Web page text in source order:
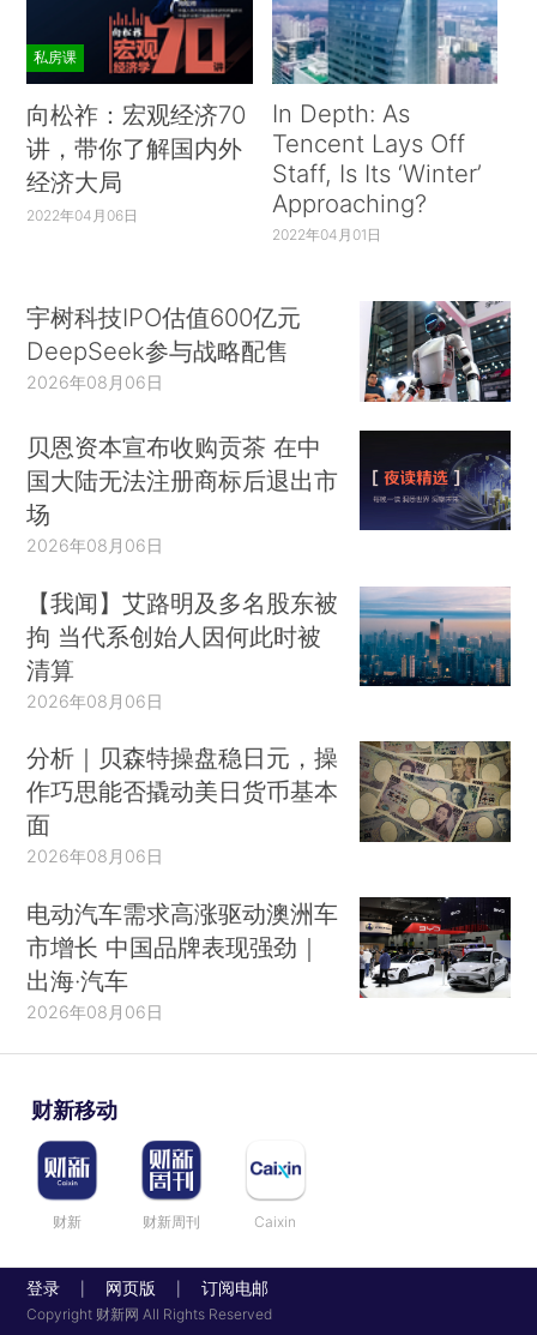
私房课
向松祚：宏观经济70
讲，带你了解国内外
经济大局
2022年04月06日
In Depth: As
Tencent Lays Off
Staff, Is Its ‘Winter’
Approaching?
2022年04月01日
宇树科技IPO估值600亿元
DeepSeek参与战略配售
2026年08月06日
贝恩资本宣布收购贡茶 在中
国大陆无法注册商标后退出市
场
2026年08月06日
【我闻】艾路明及多名股东被
拘 当代系创始人因何此时被
清算
2026年08月06日
分析｜贝森特操盘稳日元，操
作巧思能否撬动美日货币基本
面
2026年08月06日
电动汽车需求高涨驱动澳洲车
市增长 中国品牌表现强劲｜
出海·汽车
2026年08月06日
财新移动
财新 财新周刊 Caixin
登录 网页版 订阅电邮
Copyright 财新网 All Rights Reserved